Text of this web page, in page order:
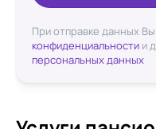
При отправке данных
конфиденциальности и
персональных данных